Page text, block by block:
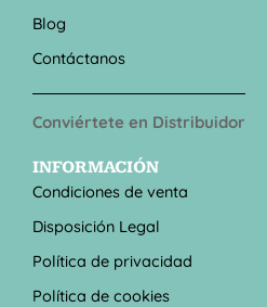
Blog
Contáctanos
Conviértete en Distribuidor
INFORMACIÓN
Condiciones de venta
Disposición Legal
Política de privacidad
Política de cookies